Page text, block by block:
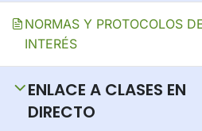
NORMAS Y PROTOCOLOS
INTERÉS
ENLACE A CLASES EN
DIRECTO